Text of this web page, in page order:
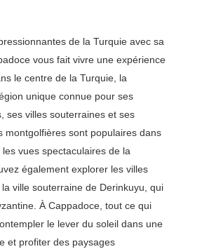
de la Turquie avec sa
vous fait vivre une expérience
le centre de la Turquie, la
unique connue pour ses
ses villes souterraines et ses
montgolfières sont populaires dans
vues spectaculaires de la
également explorer les villes
ville souterraine de Derinkuyu, qui
À Cappadoce, tout ce qui
le lever du soleil dans une
et profiter des paysages